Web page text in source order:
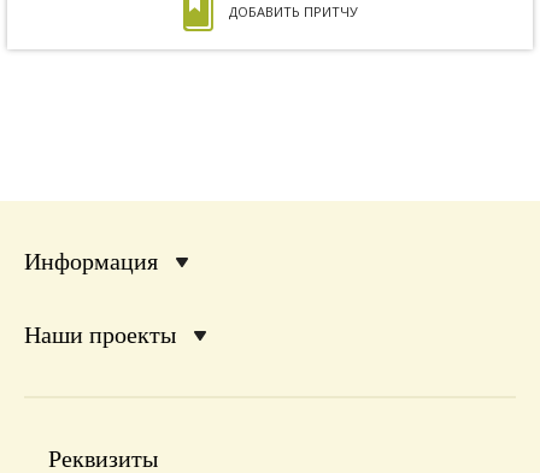
ДОБАВИТЬ ПРИТЧУ
Информация
Наши проекты
Реквизиты